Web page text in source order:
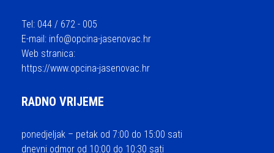
Tel: 044 / 672 - 005
E-mail: info@opcina-jasenovac.hr
Web stranica:
https://www.opcina-jasenovac.hr
RADNO VRIJEME
ponedjeljak – petak od 7:00 do 15:00 sati
dnevni odmor od 10:00 do 10:30 sati